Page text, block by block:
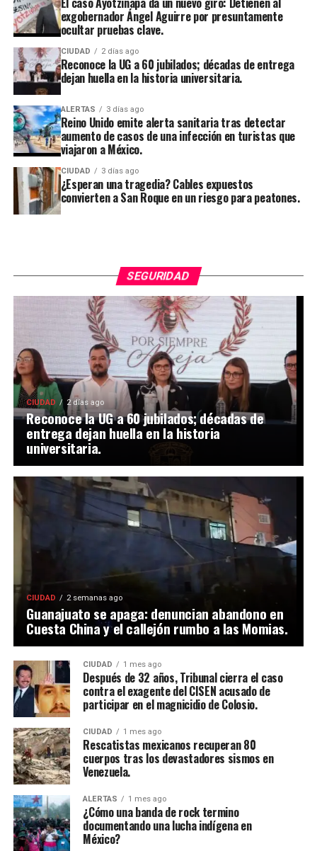
exgobernador Ángel Aguirre por presuntamente
ocultar pruebas clave.
CIUDAD 2 días ago
Reconoce la UG a 60 jubilados; décadas de entrega
dejan huella en la historia universitaria.
ALERTAS 3 días ago
Reino Unido emite alerta sanitaria tras detectar
aumento de casos de una infección en turistas que
viajaron a México.
CIUDAD 3 días ago
¿Esperan una tragedia? Cables expuestos
convierten a San Roque en un riesgo para peatones.
SEGURIDAD
CIUDAD 2 días ago
Reconoce la UG a 60 jubilados; décadas de
entrega dejan huella en la historia
universitaria.
CIUDAD 2 semanas ago
Guanajuato se apaga: denuncian abandono en
Cuesta China y el callejón rumbo a las Momias.
CIUDAD 1 mes ago
Después de 32 años, Tribunal cierra el caso
contra el exagente del CISEN acusado de
participar en el magnicidio de Colosio.
CIUDAD 1 mes ago
Rescatistas mexicanos recuperan 80
cuerpos tras los devastadores sismos en
Venezuela.
ALERTAS 1 mes ago
¿Cómo una banda de rock termino
documentando una lucha indígena en
México?